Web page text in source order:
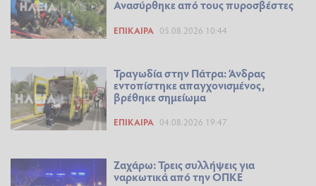
Ανασύρθηκε από τους πυροσβέστες
ΕΠΊΚΑΙΡΑ 05.08.2026 10:44
Τραγωδία στην Πάτρα: Άνδρας
εντοπίστηκε απαγχονισμένος,
βρέθηκε σημείωμα
ΕΠΊΚΑΙΡΑ 04.08.2026 19:47
Ζαχάρω: Τρεις συλλήψεις για
ναρκωτικά από την ΟΠΚΕ